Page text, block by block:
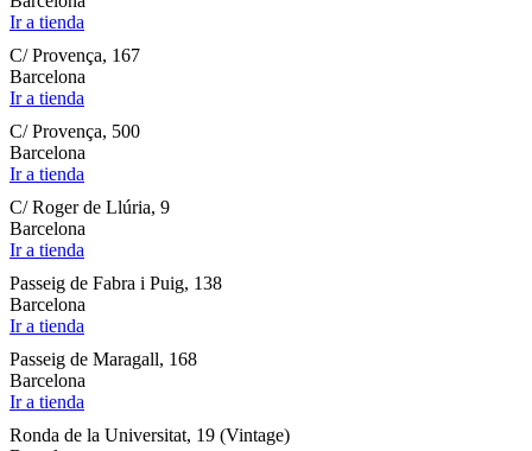
Ir a tienda
C/ Provença, 167
Barcelona
Ir a tienda
C/ Provença, 500
Barcelona
Ir a tienda
C/ Roger de Llúria, 9
Barcelona
Ir a tienda
Passeig de Fabra i Puig, 138
Barcelona
Ir a tienda
Passeig de Maragall, 168
Barcelona
Ir a tienda
Ronda de la Universitat, 19 (Vintage)